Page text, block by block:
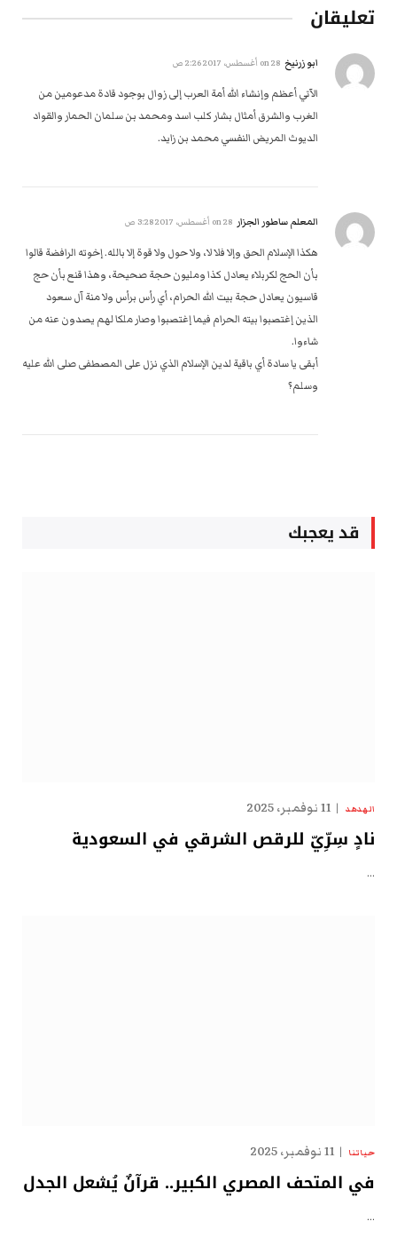
تعليقان
ابو زرنيخ 28 أغسطس، 2017 2:26 ص
الآتي أعظم وإنشاء الله أمة العرب إلى زوال بوجود قادة مدعومين من
الغرب والشرق أمثال بشار كلب اسد ومحمد بن سلمان الحمار والقواد
الديوث المريض النفسي محمد بن زايد.
المعلم ساطور الجزار 28 أغسطس، 2017 3:28 ص
هكذا الإسلام الحق وإلا فلا لا، ولا حول ولا قوة إلا بالله. إخوته الرافضة قالوا
بأن الحج لكربلاء يعادل كذا ومليون حجة صحيحة، وهذا قنع بأن حج
قاسيون يعادل حجة بيت الله الحرام، أي رأس برأس ولا منة آل سعود
الذين إغتصبوا بيته الحرام فيما إغتصبوا وصار ملكا لهم يصدون عنه من
شاءوا.
أبقى يا سادة أي باقية لدين الإسلام الذي نزل على المصطفى صلى الله عليه
وسلم؟
قد يعجبك
الهدهد 11 نوفمبر، 2025
نادٍ سِرِّيّ للرقص الشرقي في السعودية
…
حياتنا 11 نوفمبر، 2025
في المتحف المصري الكبير.. قرآنٌ يُشعل الجدل
…